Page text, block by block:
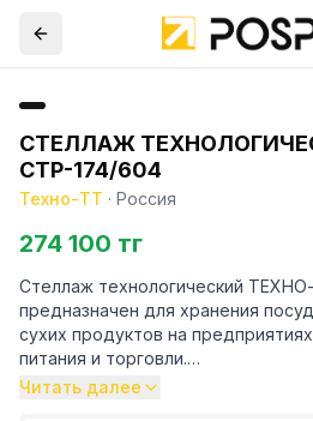
СТЕЛЛАЖ
СТР-174/604
Техно-ТТ · Россия
274 100 тг
Стеллаж технологический
предназначен для хранения
сухих продуктов на
питания и торговли.
Читать далее